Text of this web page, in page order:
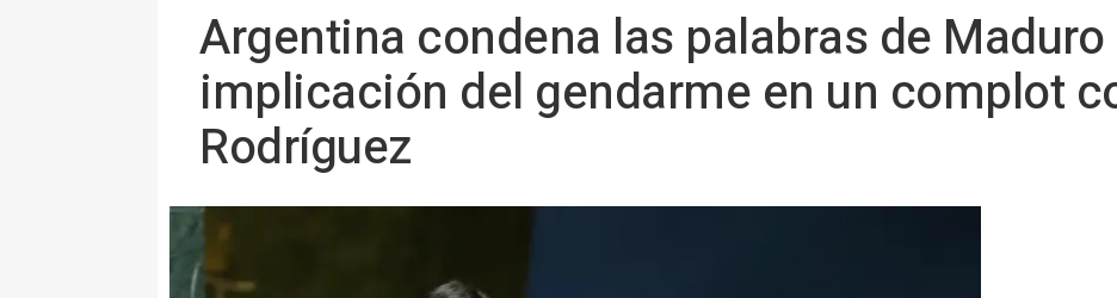
Argentina condena las palabras de
implicación del gendarme en un complot
Rodríguez